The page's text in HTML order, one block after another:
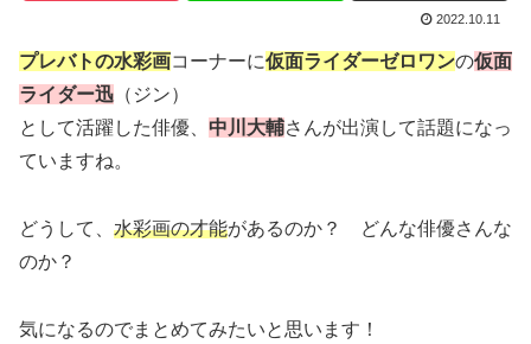
2022.10.11
プレバトの水彩画コーナーに仮面ライダーゼロワンの仮面
ライダー迅 （ジン）
として活躍した俳優、 中川大輔さんが出演して話題になっ
ていますね。
どうして、 水彩画の才能があるのか？ どんな俳優さんな
のか？
気になるのでまとめてみたいと思います！